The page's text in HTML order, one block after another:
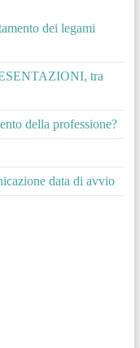
dei legami
tra
della professione?
data di avvio